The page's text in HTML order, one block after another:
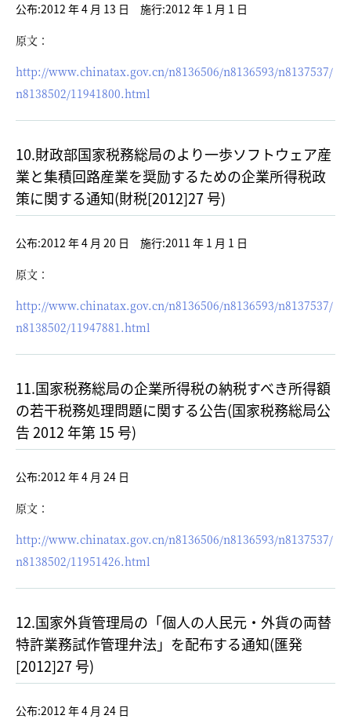
公布:2012 年 4 月 13 日 施行:2012 年 1 月 1 日
原文：
http://www.chinatax.gov.cn/n8136506/n8136593/n8137537/
n8138502/11941800.html
10.財政部国家税務総局のより一歩ソフトウェア産
業と集積回路産業を奨励するための企業所得税政
策に関する通知(財税[2012]27 号)
公布:2012 年 4 月 20 日 施行:2011 年 1 月 1 日
原文：
http://www.chinatax.gov.cn/n8136506/n8136593/n8137537/
n8138502/11947881.html
11.国家税務総局の企業所得税の納税すべき所得額
の若干税務処理問題に関する公告(国家税務総局公
告 2012 年第 15 号)
公布:2012 年 4 月 24 日
原文：
http://www.chinatax.gov.cn/n8136506/n8136593/n8137537/
n8138502/11951426.html
12.国家外貨管理局の「個人の人民元・外貨の両替
特許業務試作管理弁法」を配布する通知(匯発
[2012]27 号)
公布:2012 年 4 月 24 日